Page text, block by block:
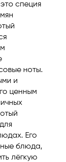
специя
ноты.
и
ценным
Его
блюда,
лёгкую